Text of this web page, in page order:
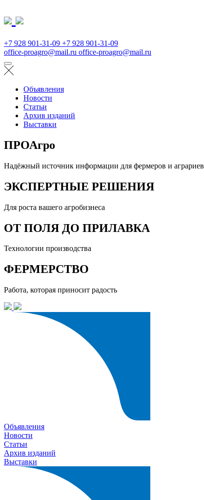
+7 928 901-31-09 +7 928 901-31-09
office-proagro@mail.ru office-proagro@mail.ru
Объявления
Новости
Статьи
Архив изданий
Выставки
ПРОАгро
Надёжный источник информации для фермеров и аграриев
ЭКСПЕРТНЫЕ РЕШЕНИЯ
Для роста вашего агробизнеса
ОТ ПОЛЯ ДО ПРИЛАВКА
Технологии производства
ФЕРМЕРСТВО
Работа, которая приносит радость
Объявления
Новости
Статьи
Архив изданий
Выставки